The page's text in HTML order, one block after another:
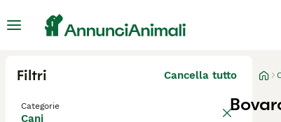
Filtri Cancella tutto
Categorie
Cani